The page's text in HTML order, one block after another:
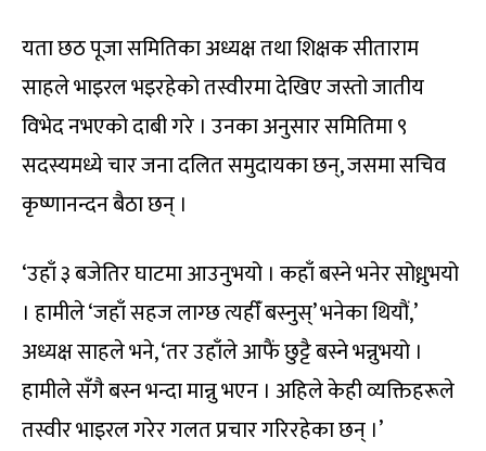
यता छठ पूजा समितिका अध्यक्ष तथा शिक्षक सीताराम
साहले भाइरल भइरहेको तस्वीरमा देखिए जस्तो जातीय
विभेद नभएको दाबी गरे । उनका अनुसार समितिमा ९
सदस्यमध्ये चार जना दलित समुदायका छन्, जसमा सचिव
कृष्णानन्दन बैठा छन् ।
‘उहाँ ३ बजेतिर घाटमा आउनुभयो । कहाँ बस्ने भनेर सोध्नुभयो
। हामीले ‘जहाँ सहज लाग्छ त्यहीँ बस्नुस्’ भनेका थियौं,’
अध्यक्ष साहले भने, ‘तर उहाँले आफैं छुट्टै बस्ने भन्नुभयो ।
हामीले सँगै बस्न भन्दा मान्नु भएन । अहिले केही व्यक्तिहरूले
तस्वीर भाइरल गरेर गलत प्रचार गरिरहेका छन् ।’